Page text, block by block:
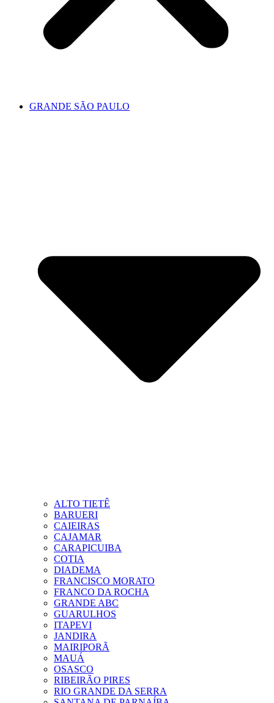
GRANDE SÃO PAULO
ALTO TIETÊ
BARUERI
CAIEIRAS
CAJAMAR
CARAPICUIBA
COTIA
DIADEMA
FRANCISCO MORATO
FRANCO DA ROCHA
GRANDE ABC
GUARULHOS
ITAPEVI
JANDIRA
MAIRIPORÃ
MAUÁ
OSASCO
RIBEIRÃO PIRES
RIO GRANDE DA SERRA